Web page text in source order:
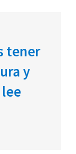
tener
y